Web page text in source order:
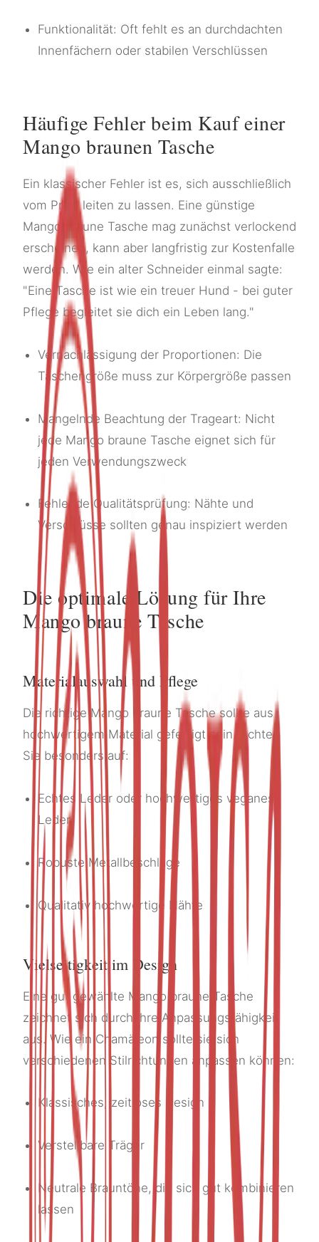
Funktionalität: Oft fehlt es an durchdachten
Innenfächern oder stabilen Verschlüssen
Häufige Fehler beim Kauf einer
Mango braunen Tasche
Ein klassischer Fehler ist es, sich ausschließlich
vom Preis leiten zu lassen. Eine günstige
Mango braune Tasche mag zunächst verlockend
erscheinen, kann aber langfristig zur Kostenfalle
werden. Wie ein alter Schneider einmal sagte:
"Eine Tasche ist wie ein treuer Hund - bei guter
Pflege begleitet sie dich ein Leben lang."
Vernachlässigung der Proportionen: Die
Taschengröße muss zur Körpergröße passen
Mangelnde Beachtung der Trageart: Nicht
jede Mango braune Tasche eignet sich für
jeden Verwendungszweck
Fehlende Qualitätsprüfung: Nähte und
Verschlüsse sollten genau inspiziert werden
Die optimale Lösung für Ihre
Mango braune Tasche
Materialauswahl und Pflege
Die richtige Mango braune Tasche sollte aus
hochwertigem Material gefertigt sein. Achten
Sie besonders auf:
Echtes Leder oder hochwertiges veganes
Leder
Robuste Metallbeschläge
Qualitativ hochwertige Nähte
Vielseitigkeit im Design
Eine gut gewählte Mango braune Tasche
zeichnet sich durch ihre Anpassungsfähigkeit
aus. Wie ein Chamäleon sollte sie sich
verschiedenen Stilrichtungen anpassen können:
Klassisches, zeitloses Design
Verstellbare Träger
Neutrale Brauntöne, die sich gut kombinieren
lassen